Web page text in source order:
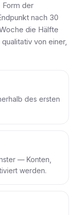
der
nach 30
die Hälfte
von einer,
des ersten
— Konten,
werden.